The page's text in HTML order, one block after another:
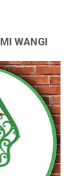
WANGI